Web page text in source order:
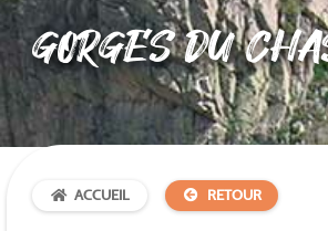
GORGES DU
ACCUEIL RETOUR